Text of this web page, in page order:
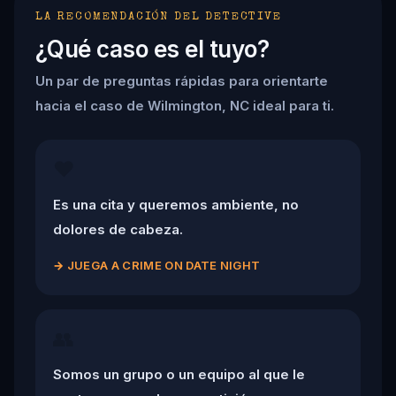
LA RECOMENDACIÓN DEL DETECTIVE
¿Qué caso es el tuyo?
Un par de preguntas rápidas para orientarte
hacia el caso de Wilmington, NC ideal para ti.
Es una cita y queremos ambiente, no
dolores de cabeza.
→ JUEGA A CRIME ON DATE NIGHT
Somos un grupo o un equipo al que le